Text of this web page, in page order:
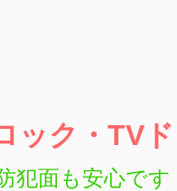
ック・TV
犯面も安心です